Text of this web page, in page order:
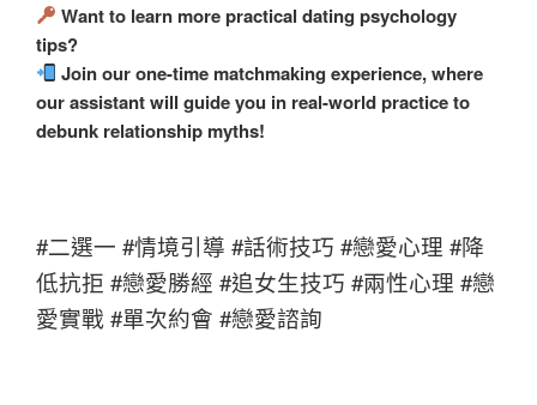
Want to learn more practical dating psychology
tips?
Join our one-time matchmaking experience, where
our assistant will guide you in real-world practice to
debunk relationship myths!
#二選一 #情境引導 #話術技巧 #戀愛心理 #降
低抗拒 #戀愛勝經 #追女生技巧 #兩性心理 #戀
愛實戰 #單次約會 #戀愛諮詢